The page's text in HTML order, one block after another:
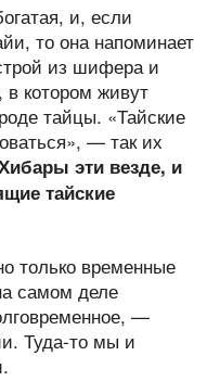
и, если
то она напоминает
из шифера и
в котором живут
тайцы. «Тайские
— так их
эти везде, и
тайские
только временные
самом деле
—
Туда-то мы и